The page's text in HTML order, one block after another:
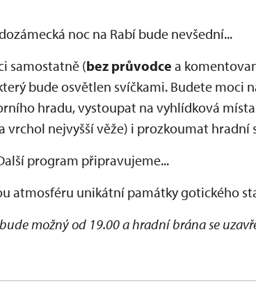
noc na Rabí bude nevšední...
samostatně (bez průvodce a
bude osvětlen svíčkami. Budete moci
hradu, vystoupat na vyhlídková
vrchol nejvyšší věže) i prozkoumat hradní
program připravujeme...
atmosféru unikátní památky gotického
možný od 19.00 a hradní brána se